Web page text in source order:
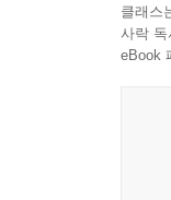
기적
통합
부모
클래스
사락
eBook